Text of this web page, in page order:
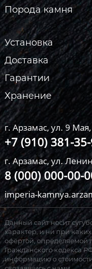
Порода камня
Установка
Доставка
Гарантии
Хранение
г. Арзамас, ул. 9
+7 (910) 381-
г. Арзамас, ул.
8 (000) 000-00-
imperia-
Данный сайт носит
характер, и ни при
офёртой, определяемой
Гражданского кодекса
информацию о